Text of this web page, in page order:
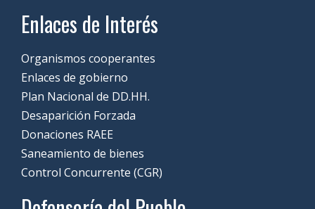
Enlaces de Interés
Organismos cooperantes
Enlaces de gobierno
Plan Nacional de DD.HH.
Desaparición Forzada
Donaciones RAEE
Saneamiento de bienes
Control Concurrente (CGR)